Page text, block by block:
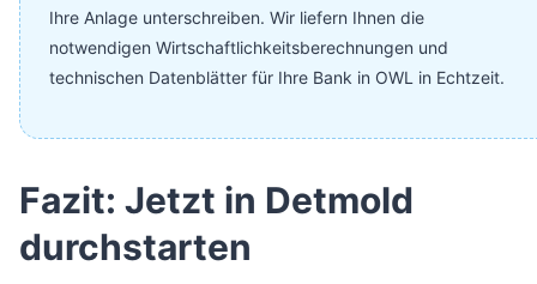
Ihre Anlage unterschreiben. Wir liefern Ihnen die
notwendigen Wirtschaftlichkeitsberechnungen und
technischen Datenblätter für Ihre Bank in OWL in Echtzeit.
Fazit: Jetzt in Detmold
durchstarten